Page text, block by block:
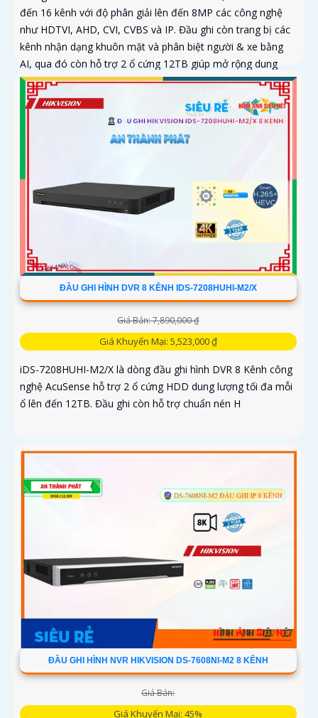
đến 16 kênh với độ phân giải lên đến 8MP các công nghệ
như HDTVI, AHD, CVI, CVBS và IP. Đầu ghi còn trang bị các
kênh nhận dạng khuôn mặt và phân biệt người & xe bằng
AI, qua đó còn hỗ trợ 2 ổ cứng 12TB giúp mở rộng dung
lượng lưu trữ hiệu quả
ĐẦU GHI HÌNH DVR 8 KÊNH IDS-7208HUHI-M2/X
Giá Bán: 7,890,000 ₫
Giá Khuyến Mại: 5,523,000 ₫
iDS-7208HUHI-M2/X là dòng đầu ghi hình DVR 8 Kênh công
nghệ AcuSense hỗ trợ 2 ổ cứng HDD dung lượng tối đa mỗi
ổ lên đến 12TB. Đầu ghi còn hỗ trợ chuẩn nén H
ĐẦU GHI HÌNH NVR HIKVISION DS-7608NI-M2 8 KÊNH
Giá Bán:
Giá Khuyến Mại: 45%